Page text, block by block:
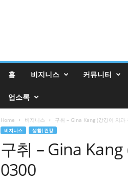
홈 비지니스 커뮤니티
업소록
Home 비지니스 구취 – Gina Kang (강경이 치
비지니스 생활|건강
구취 – Gina
0300